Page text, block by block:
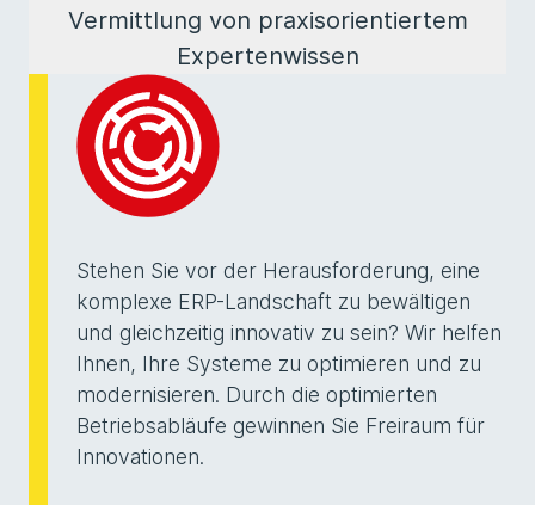
Vermittlung von praxisorientiertem
Expertenwissen
Stehen Sie vor der Herausforderung, eine
komplexe ERP-Landschaft zu bewältigen
und gleichzeitig innovativ zu sein? Wir helfen
Ihnen, Ihre Systeme zu optimieren und zu
modernisieren. Durch die optimierten
Betriebsabläufe gewinnen Sie Freiraum für
Innovationen.